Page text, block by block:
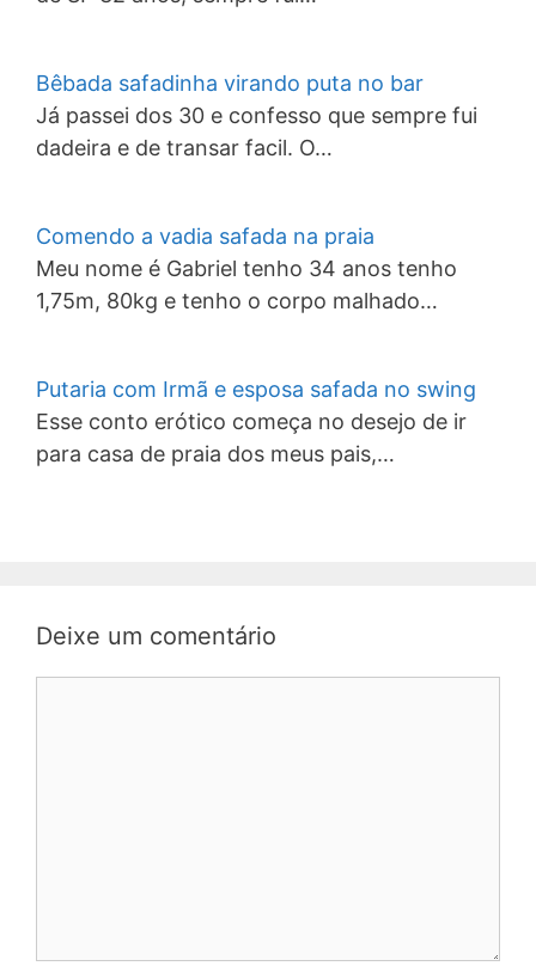
Bêbada safadinha virando puta no bar
Já passei dos 30 e confesso que sempre fui
dadeira e de transar facil. O…
Comendo a vadia safada na praia
Meu nome é Gabriel tenho 34 anos tenho
1,75m, 80kg e tenho o corpo malhado…
Putaria com Irmã e esposa safada no swing
Esse conto erótico começa no desejo de ir
para casa de praia dos meus pais,…
Deixe um comentário